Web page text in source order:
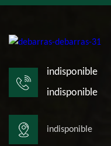
indisponible
indisponible
indisponible